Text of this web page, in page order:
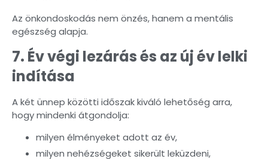
Az önkondoskodás nem önzés, hanem a mentális
egészség alapja.
7. Év végi lezárás és az új év lelki
indítása
A két ünnep közötti időszak kiváló lehetőség arra,
hogy mindenki átgondolja:
milyen élményeket adott az év,
milyen nehézségeket sikerült leküzdeni,